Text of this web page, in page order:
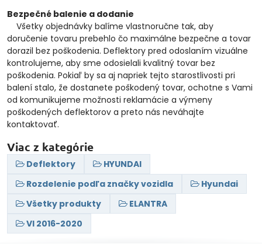
Bezpečné balenie a dodanie
Všetky objednávky balíme vlastnoručne tak, aby
doručenie tovaru prebehlo čo maximálne bezpečne a tovar
dorazil bez poškodenia. Deflektory pred odoslaním vizuálne
kontrolujeme, aby sme odosielali kvalitný tovar bez
poškodenia. Pokiaľ by sa aj napriek tejto starostlivosti pri
balení stalo, že dostanete poškodený tovar, ochotne s Vami
od komunikujeme možnosti reklamácie a výmeny
poškodených deflektorov a preto nás neváhajte
kontaktovať.
Viac z kategórie
Deflektory
HYUNDAI
Rozdelenie podľa značky vozidla
Hyundai
Všetky produkty
ELANTRA
VI 2016-2020